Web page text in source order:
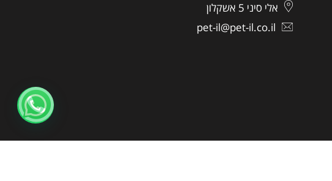
אלי סיני 5 אשקלון
pet-il@pet-il.co.il